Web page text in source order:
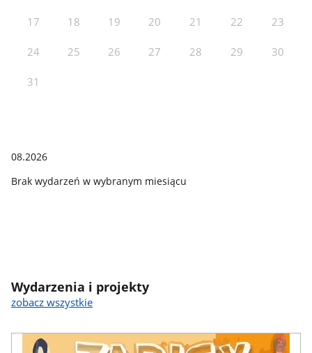
17 18 19 20 21 22 23
24 25 26 27 28 29 30
31
08.2026
Brak wydarzeń w wybranym miesiącu
Wydarzenia i projekty
zobacz wszystkie